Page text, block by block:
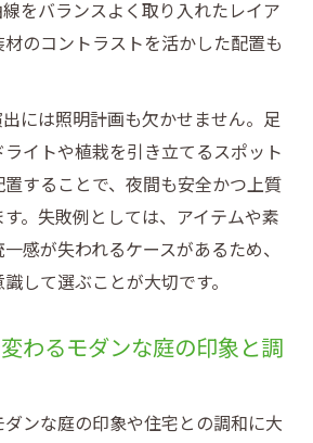
をバランスよく取り入れたレイア
のコントラストを活かした配置も
には照明計画も欠かせません。足
イトや植栽を引き立てるスポット
することで、夜間も安全かつ上質
。失敗例としては、アイテムや素
感が失われるケースがあるため、
して選ぶことが大切です。
わるモダンな庭の印象と調
ンな庭の印象や住宅との調和に大